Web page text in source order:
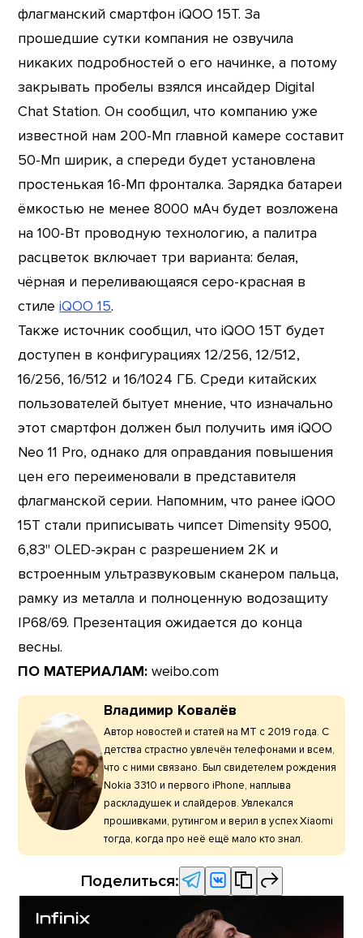
флагманский смартфон iQOO 15T. За
прошедшие сутки компания не озвучила
никаких подробностей о его начинке, а потому
закрывать пробелы взялся инсайдер Digital
Chat Station. Он сообщил, что компанию уже
известной нам 200-Мп главной камере составит
50-Мп ширик, а спереди будет установлена
простенькая 16-Мп фронталка. Зарядка батареи
ёмкостью не менее 8000 мАч будет возложена
на 100-Вт проводную технологию, а палитра
расцветок включает три варианта: белая,
чёрная и переливающаяся серо-красная в
стилеiQOO 15.
Также источник сообщил, что iQOO 15T будет
доступен в конфигурациях 12/256, 12/512,
16/256, 16/512 и 16/1024 ГБ. Среди китайских
пользователей бытует мнение, что изначально
этот смартфон должен был получить имя iQOO
Neo 11 Pro, однако для оправдания повышения
цен его переименовали в представителя
флагманской серии. Напомним, что ранее iQOO
15T стали приписывать чипсет Dimensity 9500,
6,83" OLED-экран с разрешением 2K и
встроенным ультразвуковым сканером пальца,
рамку из металла и полноценную водозащиту
IP68/69. Презентация ожидается до конца
весны.
ПО МАТЕРИАЛАМ: weibo.com
Владимир Ковалёв
Автор новостей и статей на МТ с 2019 года. С
детства страстно увлечён телефонами и всем,
что с ними связано. Был свидетелем рождения
Nokia 3310 и первого iPhone, наплыва
раскладушек и слайдеров. Увлекался
прошивками, рутингом и верил в успех Xiaomi
тогда, когда про неё ещё мало кто знал.
Поделиться: